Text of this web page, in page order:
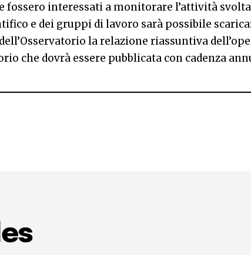
fossero interessati a monitorare l’attività
e dei gruppi di lavoro sarà possibile
la relazione riassuntiva
che dovrà essere pubblicata con cadenza